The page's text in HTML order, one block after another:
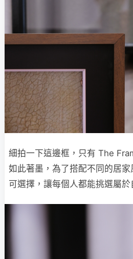
細拍一下這邊框，只有 The
如此著墨，為了搭配不同的居
可選擇，讓每個人都能挑選屬於